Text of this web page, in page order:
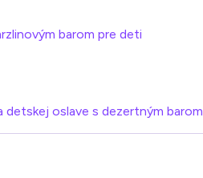
barom pre deti
oslave s dezertným barom